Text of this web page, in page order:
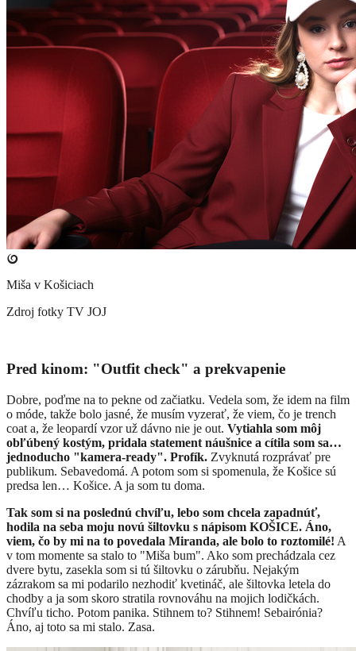
Miša v Košiciach
Zdroj fotky TV JOJ
Pred kinom: "Outfit check" a prekvapenie
Dobre, poďme na to pekne od začiatku. Vedela som, že idem na film
o móde, takže bolo jasné, že musím vyzerať, že viem, čo je trench
coat a, že leopardí vzor už dávno nie je out. Vytiahla som môj
obľúbený kostým, pridala statement náušnice a cítila som sa…
jednoducho "kamera-ready". Profík. Zvyknutá rozprávať pre
publikum. Sebavedomá. A potom som si spomenula, že Košice sú
predsa len… Košice. A ja som tu doma.
Tak som si na poslednú chvíľu, lebo som chcela zapadnúť,
hodila na seba moju novú šiltovku s nápisom KOŠICE. Áno,
viem, čo by mi na to povedala Miranda, ale bolo to roztomilé! A
v tom momente sa stalo to "Miša bum". Ako som prechádzala cez
dvere bytu, zasekla som si tú šiltovku o zárubňu. Nejakým
zázrakom sa mi podarilo nezhodiť kvetináč, ale šiltovka letela do
chodby a ja som skoro stratila rovnováhu na mojich lodičkách.
Chvíľu ticho. Potom panika. Stihnem to? Stihnem! Sebairónia?
Áno, aj toto sa mi stalo. Zasa.